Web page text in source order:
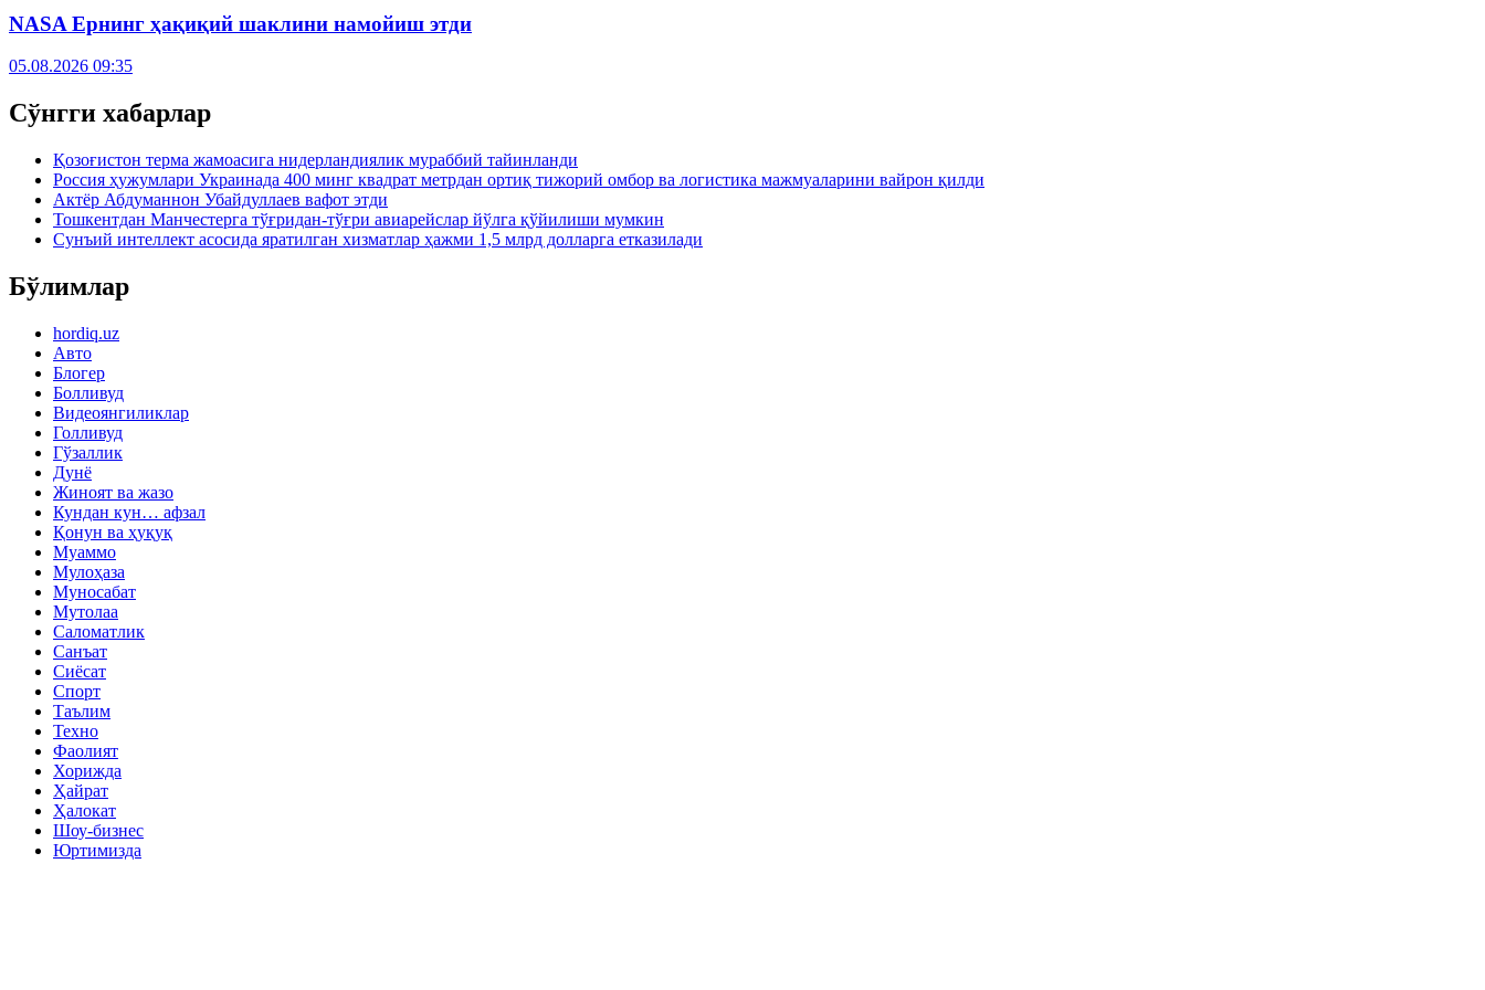
NASA Ернинг ҳақиқий шаклини намойиш этди
05.08.2026 09:35
Сўнгги хабарлар
Қозоғистон терма жамоасига нидерландиялик мураббий тайинланди
Россия ҳужумлари Украинада 400 минг квадрат метрдан ортиқ тижорий омбор ва логистика мажмуаларини вайрон қилди
Актёр Абду­маннон Убайдуллаев вафот этди
Тошкентдан Манчестерга тўғридан-тўғри авиарейслар йўлга қўйилиши мумкин
Сунъий интеллект асосида яратилган хизматлар ҳажми 1,5 млрд долларга етказилади
Бўлимлар
hordiq.uz
Авто
Блогер
Болливуд
Видеоянгиликлар
Голливуд
Гўзаллик
Дунё
Жиноят ва жазо
Кундан кун… афзал
Қонун ва ҳуқуқ
Муаммо
Мулоҳаза
Муносабат
Мутолаа
Саломатлик
Санъат
Сиёсат
Спорт
Таълим
Техно
Фаолият
Хорижда
Ҳайрат
Ҳалокат
Шоу-бизнес
Юртимизда